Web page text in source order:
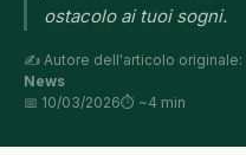
ostacolo ai tuoi sogni.
✍️ Autore dell'articolo originale:
News
📅 10/03/2026⏱ ~4 min